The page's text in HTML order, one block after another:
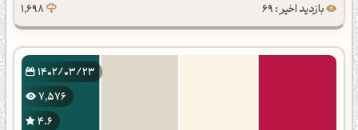
بازدید اخیر : 69 1,698
1402/03/23
7,576
4.6